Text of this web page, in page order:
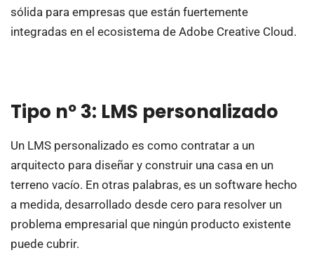
sólida para empresas que están fuertemente
integradas en el ecosistema de Adobe Creative Cloud.
Tipo nº 3: LMS personalizado
Un LMS personalizado es como contratar a un
arquitecto para diseñar y construir una casa en un
terreno vacío. En otras palabras, es un software hecho
a medida, desarrollado desde cero para resolver un
problema empresarial que ningún producto existente
puede cubrir.